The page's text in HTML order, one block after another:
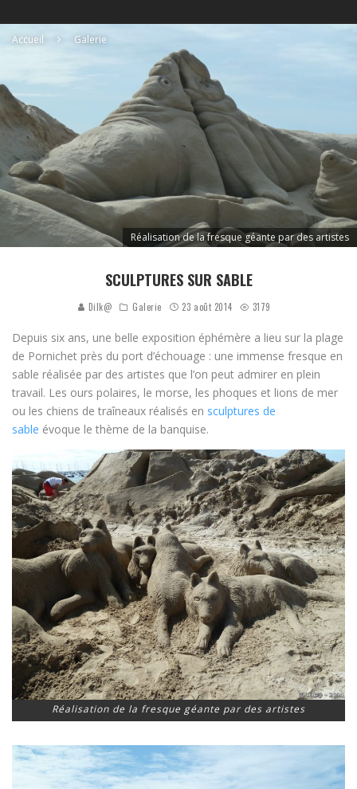
Accueil Galerie
Réalisation de la fresque géante par des artistes
SCULPTURES SUR SABLE
Dilk@ Galerie 23 août 2014 3179
Depuis six ans, une belle exposition éphémère a lieu sur la plage
de Pornichet près du port d’échouage : une immense fresque en
sable réalisée par des artistes que l’on peut admirer en plein
travail. Les ours polaires, le morse, les phoques et lions de mer
ou les chiens de traîneaux réalisés en sculptures de
sable évoque le thème de la banquise.
Réalisation de la fresque géante par des artistes